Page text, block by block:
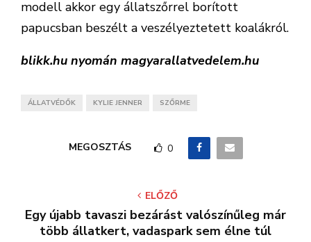
modell akkor egy állatszőrrel borított
papucsban beszélt a veszélyeztetett koalákról.
blikk.hu nyomán magyarallatvedelem.hu
ÁLLATVÉDŐK KYLIE JENNER SZŐRME
MEGOSZTÁS 0
ELŐZŐ
Egy újabb tavaszi bezárást valószínűleg már
több állatkert, vadaspark sem élne túl